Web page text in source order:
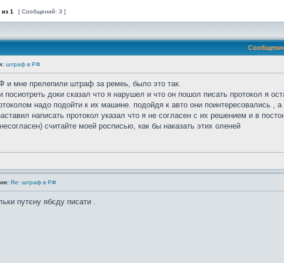
из 1 [ Сообщений: 3 ]
штраф в РФ
и мне прелепили штраф за ремеь, было это так.
посиотреть доки сказал что я нарушел и что он пошол писать протокол я
надо подойти к их машине. подойдя к авто они поинтересовались
написать протокол указал что я не согласен с их решением и в
считайте моей росписью, как бы наказать этих оленей
Re: штраф в РФ
путєну ябєду писати .